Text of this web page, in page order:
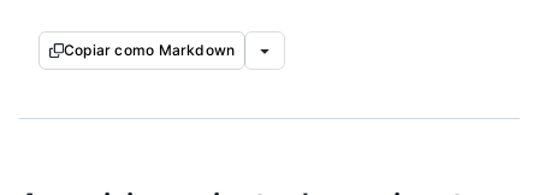
Copiar como Markdown